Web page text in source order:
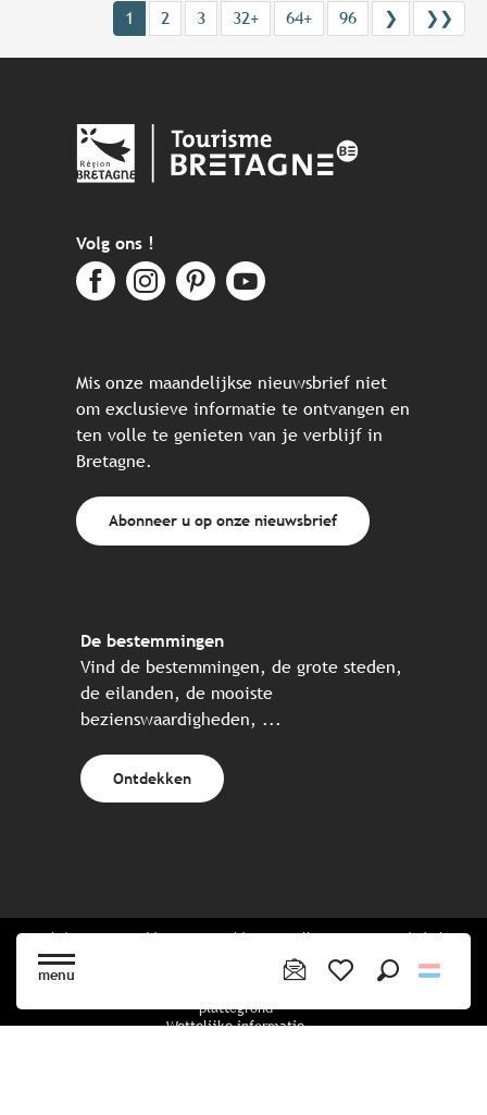
menu
1 2 3 32+ 64+ 96 ❯ ❯❯
Volg ons !
Mis onze maandelijkse nieuwsbrief niet
om exclusieve informatie te ontvangen en
ten volle te genieten van je verblijf in
Bretagne.
Abonneer u op onze nieuwsbrief
De bestemmingen
Vind de bestemmingen, de grote steden,
de eilanden, de mooiste
bezienswaardigheden, ...
Ontdekken
Website gecreëerd in samenwerking met alle Bretonse toeristische
plattegrond
Wettelijke informatie